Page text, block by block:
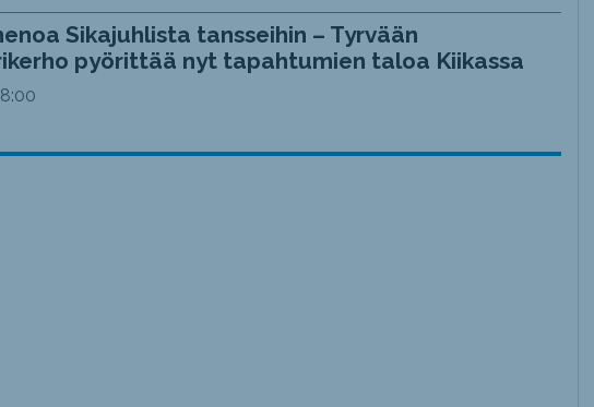
Sikajuhlista tansseihin – Tyrvään
pyörittää nyt tapahtumien taloa Kiikassa